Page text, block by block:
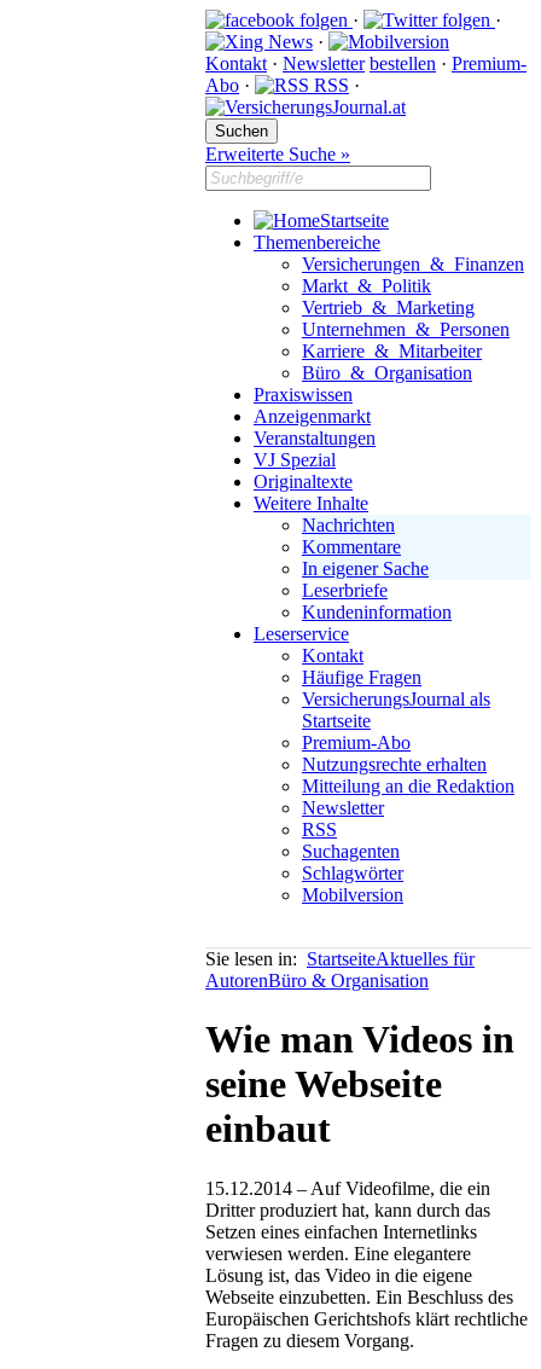
·
·
·
Kontakt · Newsletter bestellen · Premium-
Abo · RSS ·
Erweiterte Suche »
Startseite
Themenbereiche
Versicherungen & Finanzen
Markt & Politik
Vertrieb & Marketing
Unternehmen & Personen
Karriere & Mitarbeiter
Büro & Organisation
Praxiswissen
Anzeigenmarkt
Veranstaltungen
VJ Spezial
Originaltexte
Weitere Inhalte
Nachrichten
Kommentare
In eigener Sache
Leserbriefe
Kundeninformation
Leserservice
Kontakt
Häufige Fragen
VersicherungsJournal als
Startseite
Premium-Abo
Nutzungsrechte erhalten
Mitteilung an die Redaktion
Newsletter
RSS
Suchagenten
Schlagwörter
Mobilversion
Sie lesen in: StartseiteAktuelles für
AutorenBüro & Organisation
Wie man Videos in
seine Webseite
einbaut
15.12.2014 – Auf Videofilme, die ein
Dritter produziert hat, kann durch das
Setzen eines einfachen Internetlinks
verwiesen werden. Eine elegantere
Lösung ist, das Video in die eigene
Webseite einzubetten. Ein Beschluss des
Europäischen Gerichtshofs klärt rechtliche
Fragen zu diesem Vorgang.